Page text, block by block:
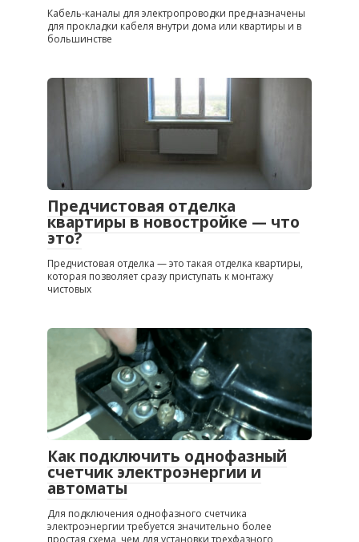
Кабель-каналы для электропроводки предназначены
для прокладки кабеля внутри дома или квартиры и в
большинстве
Предчистовая отделка
квартиры в новостройке — что
это?
Предчистовая отделка — это такая отделка квартиры,
которая позволяет сразу приступать к монтажу
чистовых
Как подключить однофазный
счетчик электроэнергии и
автоматы
Для подключения однофазного счетчика
электроэнергии требуется значительно более